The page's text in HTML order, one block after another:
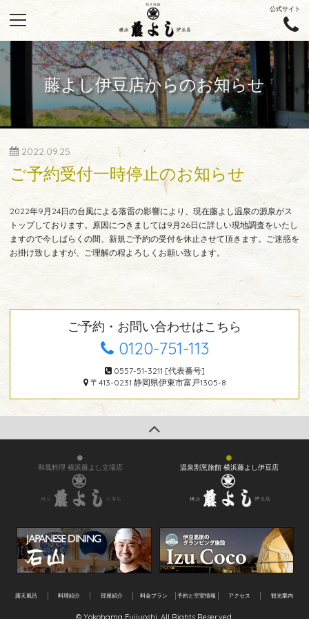
公式サイト
藤よし伊豆店からのお知らせ
2022.09.25
ご予約受付一時停止のお知らせ
2022年9月24日の台風による落雷の影響により、現在藤よし温泉の源泉がス
トップしております。原因につきましては9月26日に詳しい現地調査をいたし
ますので今しばらくの間、新規ご予約の受付を休止させて頂きます。ご迷惑を
お掛け致しますが、ご理解の程よろしくお願い致します。
ご予約・お問い合わせはこちら
0120-751-113
0557-51-3211 [代表番号]
〒413-0231 静岡県伊東市富戸1305-8
和風料理 横浜藤よし立場店 温泉割烹旅館 横浜藤よし伊豆店
露天風呂 料理紹介 部屋紹介 料金プラン 予約と空室情報 アクセス 観光案内
© Yokohama Fujiyoshi. All Rights Reserved.